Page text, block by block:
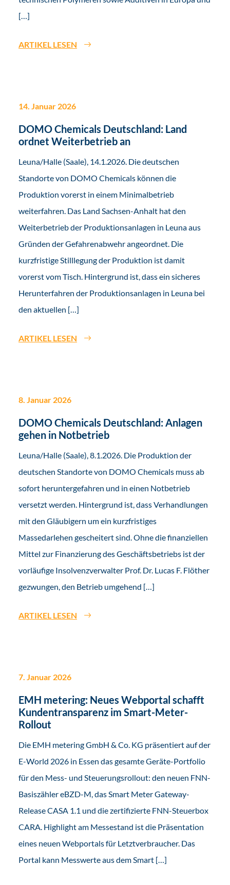
[…]
ARTIKEL LESEN
14. Januar 2026
DOMO Chemicals Deutschland: Land
ordnet Weiterbetrieb an
Leuna/Halle (Saale), 14.1.2026. Die deutschen
Standorte von DOMO Chemicals können die
Produktion vorerst in einem Minimalbetrieb
weiterfahren. Das Land Sachsen-Anhalt hat den
Weiterbetrieb der Produktionsanlagen in Leuna aus
Gründen der Gefahrenabwehr angeordnet. Die
kurzfristige Stilllegung der Produktion ist damit
vorerst vom Tisch. Hintergrund ist, dass ein sicheres
Herunterfahren der Produktionsanlagen in Leuna bei
den aktuellen […]
ARTIKEL LESEN
8. Januar 2026
DOMO Chemicals Deutschland: Anlagen
gehen in Notbetrieb
Leuna/Halle (Saale), 8.1.2026. Die Produktion der
deutschen Standorte von DOMO Chemicals muss ab
sofort heruntergefahren und in einen Notbetrieb
versetzt werden. Hintergrund ist, dass Verhandlungen
mit den Gläubigern um ein kurzfristiges
Massedarlehen gescheitert sind. Ohne die finanziellen
Mittel zur Finanzierung des Geschäftsbetriebs ist der
vorläufige Insolvenzverwalter Prof. Dr. Lucas F. Flöther
gezwungen, den Betrieb umgehend […]
ARTIKEL LESEN
7. Januar 2026
EMH metering: Neues Webportal schafft
Kundentransparenz im Smart-Meter-
Rollout
Die EMH metering GmbH & Co. KG präsentiert auf der
E-World 2026 in Essen das gesamte Geräte-Portfolio
für den Mess- und Steuerungsrollout: den neuen FNN-
Basiszähler eBZD-M, das Smart Meter Gateway-
Release CASA 1.1 und die zertifizierte FNN-Steuerbox
CARA. Highlight am Messestand ist die Präsentation
eines neuen Webportals für Letztverbraucher. Das
Portal kann Messwerte aus dem Smart […]